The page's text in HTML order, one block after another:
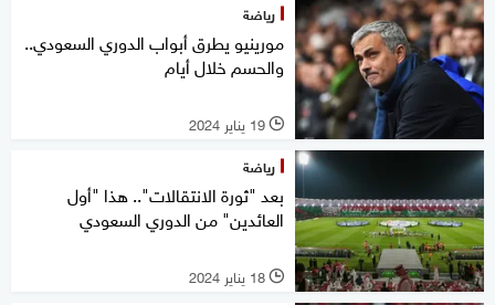
رياضة
مورينيو يطرق أبواب الدوري السعودي..
والحسم خلال أيام
l 19 يناير 2024
رياضة
بعد "ثورة الانتقالات".. هذا "أول
العائدين" من الدوري السعودي
l 18 يناير 2024